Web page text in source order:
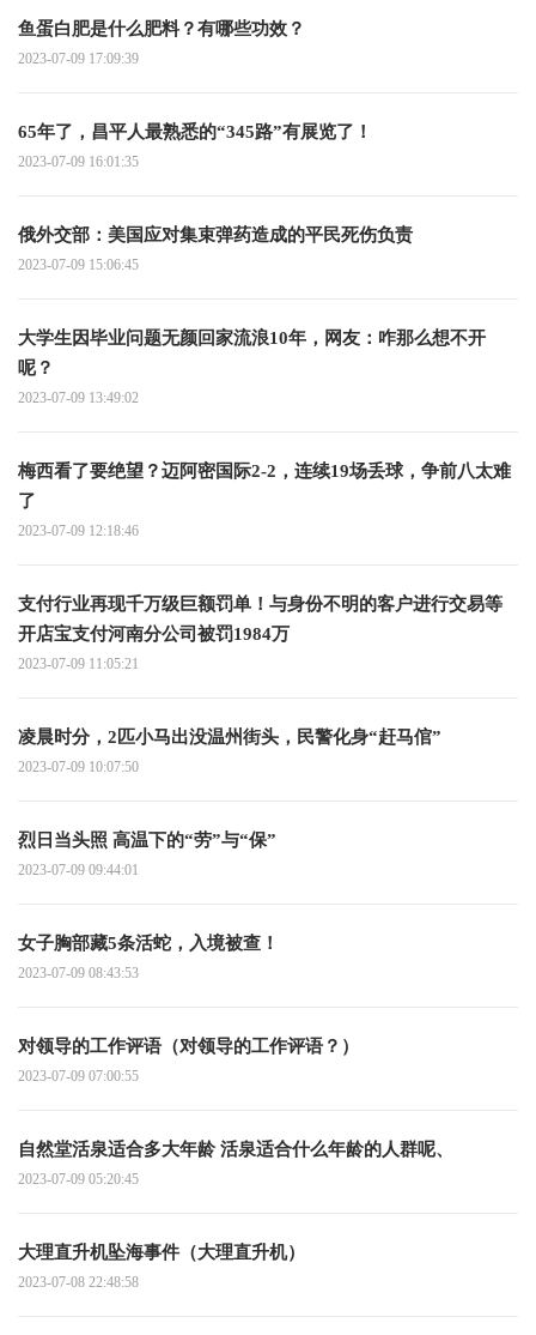
鱼蛋白肥是什么肥料？有哪些功效？
2023-07-09 17:09:39
65年了，昌平人最熟悉的“345路”有展览了！
2023-07-09 16:01:35
俄外交部：美国应对集束弹药造成的平民死伤负责
2023-07-09 15:06:45
大学生因毕业问题无颜回家流浪10年，网友：咋那么想不开
呢？
2023-07-09 13:49:02
梅西看了要绝望？迈阿密国际2-2，连续19场丢球，争前八太难
了
2023-07-09 12:18:46
支付行业再现千万级巨额罚单！与身份不明的客户进行交易等
开店宝支付河南分公司被罚1984万
2023-07-09 11:05:21
凌晨时分，2匹小马出没温州街头，民警化身“赶马倌”
2023-07-09 10:07:50
烈日当头照 高温下的“劳”与“保”
2023-07-09 09:44:01
女子胸部藏5条活蛇，入境被查！
2023-07-09 08:43:53
对领导的工作评语（对领导的工作评语？）
2023-07-09 07:00:55
自然堂活泉适合多大年龄 活泉适合什么年龄的人群呢、
2023-07-09 05:20:45
大理直升机坠海事件（大理直升机）
2023-07-08 22:48:58